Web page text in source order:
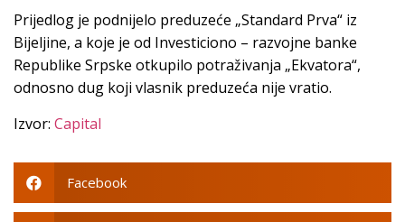
Prijedlog je podnijelo preduzeće „Standard Prva“ iz
Bijeljine, a koje je od Investiciono – razvojne banke
Republike Srpske otkupilo potraživanja „Ekvatora“,
odnosno dug koji vlasnik preduzeća nije vratio.
Izvor: Capital
Facebook